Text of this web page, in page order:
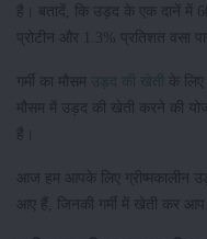
है। बतादें, कि उड़द के एक दानें में
प्रोटीन और 1.3% प्रतिशत वसा
गर्मी का मौसम उड़द की खेती
के
मौसम में उड़द की खेती करने की
है।
आज हम आपके लिए ग्रीष्मकालीन
आए हैं, जिनकी गर्मी में खेती कर आप